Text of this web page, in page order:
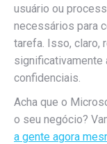
usuário ou
necessários para
tarefa. Isso, claro,
significativamente
confidenciais.
Acha que o
o seu negócio?
a gente agora